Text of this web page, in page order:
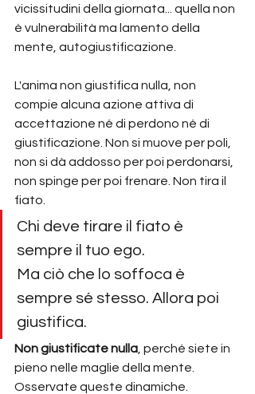
vicissitudini della giornata... quella non
è vulnerabilità ma lamento della
mente, autogiustificazione.
L'anima non giustifica nulla, non
compie alcuna azione attiva di
accettazione né di perdono né di
giustificazione. Non si muove per poli,
non si dà addosso per poi perdonarsi,
non spinge per poi frenare. Non tira il
fiato.
Chi deve tirare il fiato è
sempre il tuo ego.
Ma ciò che lo soffoca è
sempre sé stesso. Allora poi
giustifica.
Non giustificate nulla , perché siete in
pieno nelle maglie della mente.
Osservate queste dinamiche.